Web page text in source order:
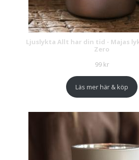
Ljuslykta Allt har din tid - Majas
Zero
99 kr
Läs mer här & köp